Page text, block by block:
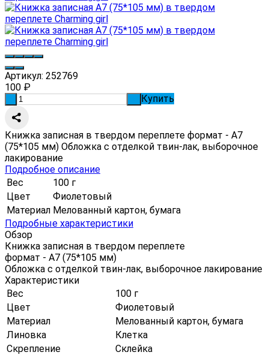
Артикул: 252769
100 ₽
Купить
Книжка записная в твердом переплете формат - А7
(75*105 мм) Обложка с отделкой твин-лак, выборочное
лакирование
Подробное описание
Вес
100 г
Цвет
Фиолетовый
Материал Мелованный картон, бумага
Подробные характеристики
Обзор
Книжка записная в твердом переплете
формат - А7 (75*105 мм)
Обложка с отделкой твин-лак, выборочное лакирование
Характеристики
Вес
100 г
Цвет
Фиолетовый
Материал
Мелованный картон, бумага
Линовка
Клетка
Скрепление
Склейка